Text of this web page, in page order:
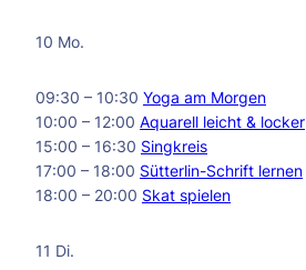
10 Mo.
09:30 – 10:30 Yoga am Morgen
10:00 – 12:00 Aquarell leicht & locker
15:00 – 16:30 Singkreis
17:00 – 18:00 Sütterlin-Schrift lernen
18:00 – 20:00 Skat spielen
11 Di.